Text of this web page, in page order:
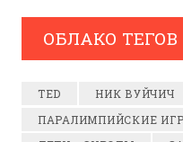
ОБЛАКО ТЕГОВ
TED
НИК ВУЙЧИЧ
ПАРАЛИМПИЙСКИЕ